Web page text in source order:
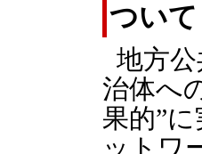
ついて
地方
治体へ
果的”
ットワ